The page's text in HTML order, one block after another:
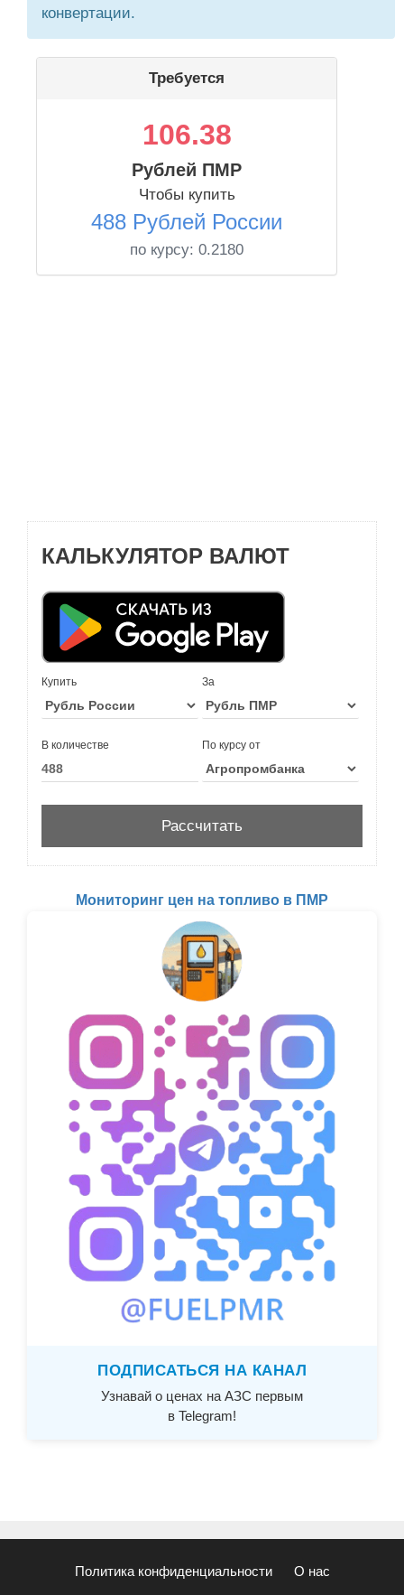
конвертации.
Требуется
106.38
Рублей ПМР
Чтобы купить
488 Рублей России
по курсу: 0.2180
КАЛЬКУЛЯТОР ВАЛЮТ
Купить За
В количестве По курсу от
Мониторинг цен на топливо в ПМР
ПОДПИСАТЬСЯ НА КАНАЛ
Узнавай о ценах на АЗС первым
в Telegram!
Политика конфиденциальности О нас